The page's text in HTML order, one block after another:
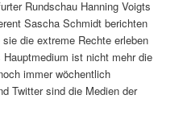
Rundschau Hanning Voigts
Sascha Schmidt berichten
die extreme Rechte erleben
ist nicht mehr die
immer wöchentlich
Twitter sind die Medien der